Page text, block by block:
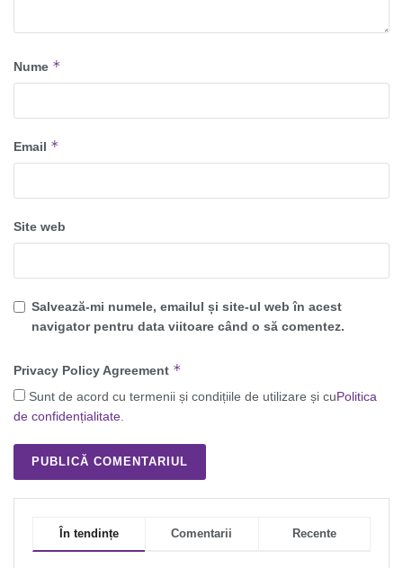
Nume *
Email *
Site web
Salvează-mi numele, emailul și site-ul web în acest
navigator pentru data viitoare când o să comentez.
Privacy Policy Agreement *
Sunt de acord cu termenii și condițiile de utilizare și cuPolitica
de confidențialitate.
În tendințe Comentarii Recente